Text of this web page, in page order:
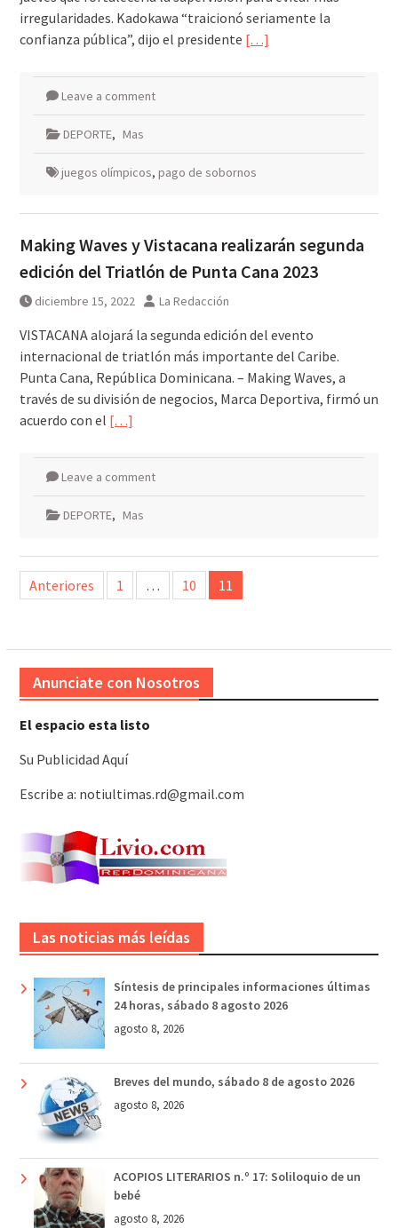
irregularidades. Kadokawa “traicionó seriamente la
confianza pública”, dijo el presidente […]
Leave a comment
DEPORTE, Mas
juegos olímpicos, pago de sobornos
Making Waves y Vistacana realizarán segunda
edición del Triatlón de Punta Cana 2023
diciembre 15, 2022 La Redacción
VISTACANA alojará la segunda edición del evento
internacional de triatlón más importante del Caribe.
Punta Cana, República Dominicana. – Making Waves, a
través de su división de negocios, Marca Deportiva, firmó un
acuerdo con el […]
Leave a comment
DEPORTE, Mas
Paginación
deAnteriores 1 … 10 11
Anunciate con Nosotros
El espacio esta listo
Su Publicidad Aquí
Escribe a: notiultimas.rd@gmail.com
Las noticias más leídas
Síntesis de principales informaciones últimas
24 horas, sábado 8 agosto 2026
agosto 8, 2026
Breves del mundo, sábado 8 de agosto 2026
agosto 8, 2026
ACOPIOS LITERARIOS n.º 17: Soliloquio de un
bebé
agosto 8, 2026